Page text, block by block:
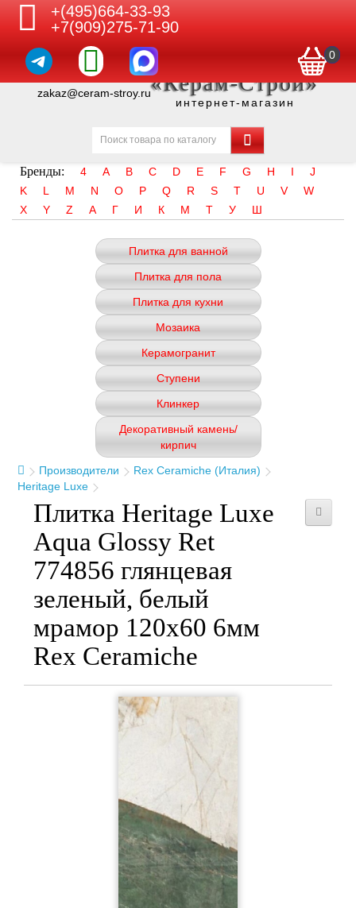
+(495)664-33-93
+7(909)275-71-90
0
zakaz@ceram-stroy.ru«Керам-Строй»
интернет-магазин
Бренды: 4 A B C D E F G H I
J
K
L M N O P Q R S T U V
W
X
Y Z А Г И К М Т У Ш
Плитка для ванной
Плитка для пола
Плитка для кухни
Мозаика
Керамогранит
Ступени
Клинкер
Декоративный камень/
кирпич
Производители
Rex Ceramiche (Италия)
Heritage Luxe
Плитка Heritage Luxe
Aqua Glossy Ret
774856 глянцевая
зеленый, белый
мрамор 120x60 6мм
Rex Ceramiche